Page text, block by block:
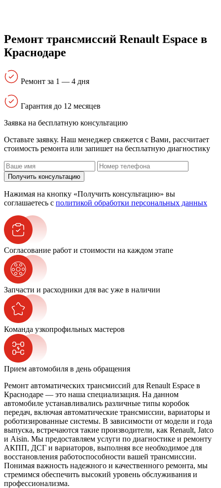
Ремонт трансмиссий Renault Espace в
Краснодаре
Ремонт за 1 — 4 дня
Гарантия до 12 месяцев
Заявка на бесплатную консультацию
Оставьте заявку. Наш менеджер свяжется с Вами, расcчитает
стоимость ремонта или запишет на бесплатную диагностику
Получить консультацию
Нажимая на кнопку «Получить консультацию» вы
соглашаетесь с политикой обработки персональных данных
Согласование работ и стоимости на каждом этапе
Запчасти и расходники для вас уже в наличии
Команда узкопрофильных мастеров
Прием автомобиля в день обращения
Ремонт автоматических трансмиссий для Renault Espace в
Краснодаре — это наша специализация. На данном
автомобиле устанавливались различные типы коробок
передач, включая автоматические трансмиссии, вариаторы и
роботизированные системы. В зависимости от модели и года
выпуска, встречаются такие производители, как Renault, Jatco
и Aisin. Мы предоставляем услуги по диагностике и ремонту
АКПП, ДСГ и вариаторов, выполняя все необходимое для
восстановления работоспособности вашей трансмиссии.
Понимая важность надежного и качественного ремонта, мы
стремимся обеспечить высокий уровень обслуживания и
профессионализма.